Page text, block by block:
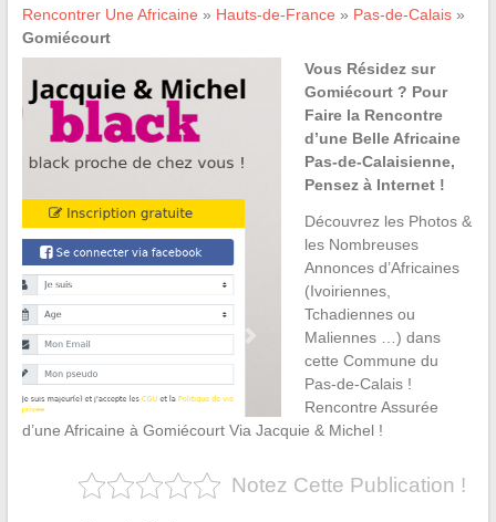
Rencontrer Une Africaine » Hauts-de-France » Pas-de-Calais»
Gomiécourt
Vous Résidez sur
Gomiécourt ? Pour
Faire la Rencontre
d’une Belle Africaine
Pas-de-Calaisienne,
Pensez à Internet !
Découvrez les Photos &
les Nombreuses
Annonces d’Africaines
(Ivoiriennes,
Tchadiennes ou
Maliennes …) dans
cette Commune du
Pas-de-Calais !
Rencontre Assurée
d’une Africaine à Gomiécourt Via Jacquie & Michel !
Notez Cette Publication !